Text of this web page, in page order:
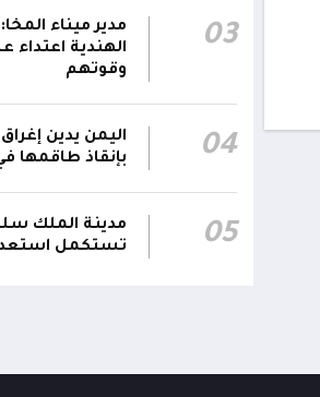
رئيس مجلس القيادة
عبدالعزيز سعيد
والدفاع الجوي..
رئيساً لأركانها
03
مدير ميناء
الهندية اعتداء
وقوتهم
04
اليمن يدين
بإنقاذ طاقمها
05
مدينة الملك
تستكمل